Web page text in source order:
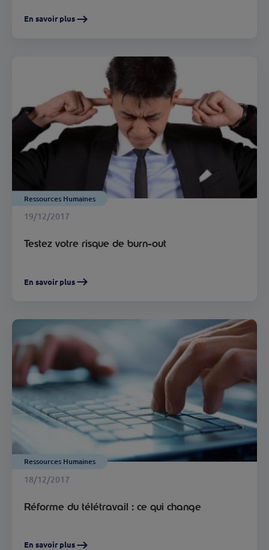
En savoir plus
Ressources Humaines
19/12/2017
Testez votre risque de burn-out
En savoir plus
Ressources Humaines
18/12/2017
Réforme du télétravail : ce qui change
En savoir plus